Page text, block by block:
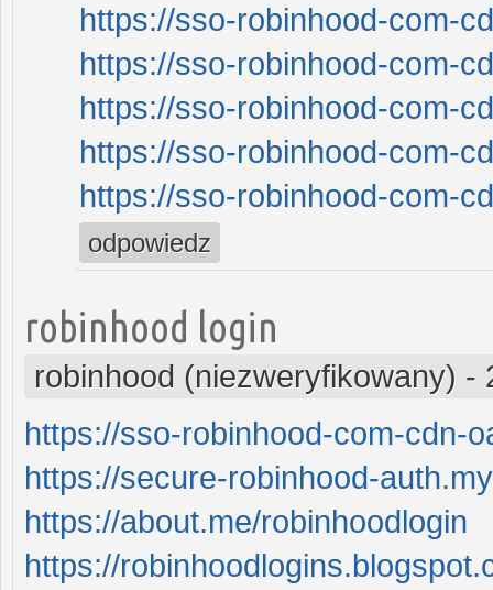
https://sso-robinhood-com-
https://sso-robinhood-com-
https://sso-robinhood-com-
https://sso-robinhood-com-
https://sso-robinhood-com-
odpowiedz
robinhood login
robinhood (niezweryfikowany) -
https://sso-robinhood-com-cdn-
https://secure-robinhood-
https://about.me/robinhoodlogin
https://